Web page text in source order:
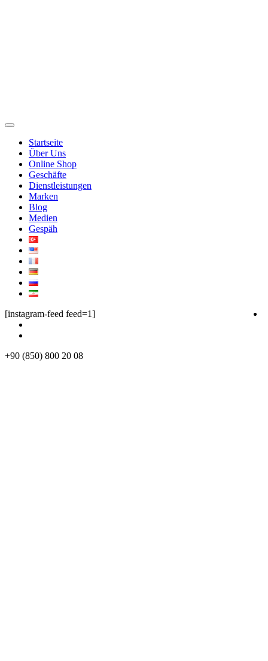
Startseite
Über Uns
Online Shop
Geschäfte
Dienstleistungen
Marken
Blog
Medien
Gespäh
[instagram-feed feed=1]
+90 (850) 800 20 08